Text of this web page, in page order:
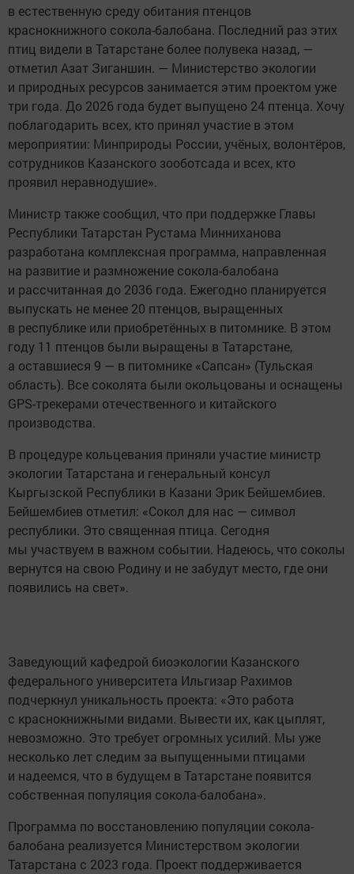
в естественную среду обитания птенцов
краснокнижного сокола-балобана. Последний раз этих
птиц видели в Татарстане более полувека назад, —
отметил Азат Зиганшин. — Министерство экологии
и природных ресурсов занимается этим проектом уже
три года. До 2026 года будет выпущено 24 птенца. Хочу
поблагодарить всех, кто принял участие в этом
мероприятии: Минприроды России, учёных, волонтёров,
сотрудников Казанского зооботсада и всех, кто
проявил неравнодушие».
Министр также сообщил, что при поддержке Главы
Республики Татарстан Рустама Минниханова
разработана комплексная программа, направленная
на развитие и размножение сокола-балобана
и рассчитанная до 2036 года. Ежегодно планируется
выпускать не менее 20 птенцов, выращенных
в республике или приобретённых в питомнике. В этом
году 11 птенцов были выращены в Татарстане,
а оставшиеся 9 — в питомнике «Сапсан» (Тульская
область). Все соколята были окольцованы и оснащены
GPS-трекерами отечественного и китайского
производства.
В процедуре кольцевания приняли участие министр
экологии Татарстана и генеральный консул
Кыргызской Республики в Казани Эрик Бейшембиев.
Бейшембиев отметил: «Сокол для нас — символ
республики. Это священная птица. Сегодня
мы участвуем в важном событии. Надеюсь, что соколы
вернутся на свою Родину и не забудут место, где они
появились на свет».
Заведующий кафедрой биоэкологии Казанского
федерального университета Ильгизар Рахимов
подчеркнул уникальность проекта: «Это работа
с краснокнижными видами. Вывести их, как цыплят,
невозможно. Это требует огромных усилий. Мы уже
несколько лет следим за выпущенными птицами
и надеемся, что в будущем в Татарстане появится
собственная популяция сокола-балобана».
Программа по восстановлению популяции сокола-
балобана реализуется Министерством экологии
Татарстана с 2023 года. Проект поддерживается